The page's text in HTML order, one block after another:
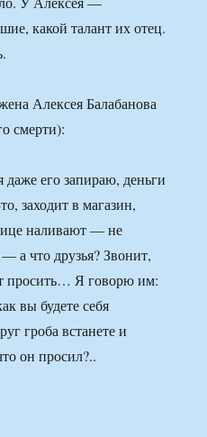
какой талант их отец.
Алексея Балабанова
смерти):
его запираю, деньги
заходит в магазин,
наливают — не
а что друзья? Звонит,
просить… Я говорю им:
вы будете себя
гроба встанете и
он просил?..